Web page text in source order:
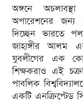
অঙ্গনে
অপারেশনের জন্য
দিচ্ছেন ভারতে
জাহাঙ্গীর আলম
যুবলীগের এক
শিক্ষকরাও এই
পাবলিক
একটি এনক্রিপ্টেড